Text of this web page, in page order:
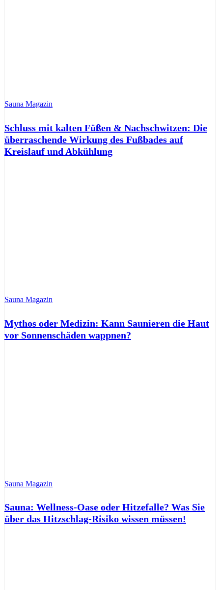
Sauna Magazin
Schluss mit kalten Füßen & Nachschwitzen: Die
überraschende Wirkung des Fußbades auf
Kreislauf und Abkühlung
Sauna Magazin
Mythos oder Medizin: Kann Saunieren die Haut
vor Sonnenschäden wappnen?
Sauna Magazin
Sauna: Wellness-Oase oder Hitzefalle? Was Sie
über das Hitzschlag-Risiko wissen müssen!